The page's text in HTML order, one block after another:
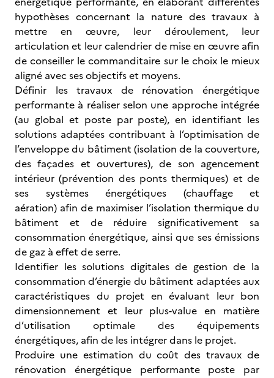
hypothèses concernant la nature des travaux à
mettre en œuvre, leur déroulement, leur
articulation et leur calendrier de mise en œuvre afin
de conseiller le commanditaire sur le choix le mieux
aligné avec ses objectifs et moyens.
Définir les travaux de rénovation énergétique
performante à réaliser selon une approche intégrée
(au global et poste par poste), en identifiant les
solutions adaptées contribuant à l’optimisation de
l’enveloppe du bâtiment (isolation de la couverture,
des façades et ouvertures), de son agencement
intérieur (prévention des ponts thermiques) et de
ses systèmes énergétiques (chauffage et
aération) afin de maximiser l’isolation thermique du
bâtiment et de réduire significativement sa
consommation énergétique, ainsi que ses émissions
de gaz à effet de serre.
Identifier les solutions digitales de gestion de la
consommation d’énergie du bâtiment adaptées aux
caractéristiques du projet en évaluant leur bon
dimensionnement et leur plus-value en matière
d’utilisation optimale des équipements
énergétiques, afin de les intégrer dans le projet.
Produire une estimation du coût des travaux de
rénovation énergétique performante poste par